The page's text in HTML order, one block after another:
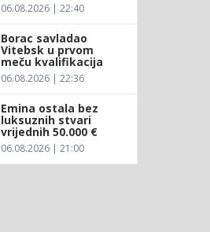
06.08.2026 | 22:40
Borac savladao
Vitebsk u prvom
meču kvalifikacija
06.08.2026 | 22:36
Emina ostala bez
luksuznih stvari
vrijednih 50.000 €
06.08.2026 | 21:00